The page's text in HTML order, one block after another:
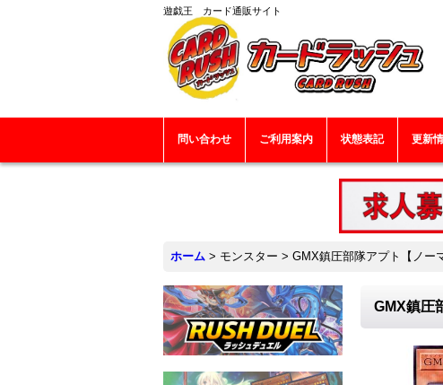
遊戯王 カード通販サイト
問い合わせ ご利用案内 状態表記 更新
ホーム > モンスター > GMX鎮圧部隊アプト【ノー
GMX鎮圧